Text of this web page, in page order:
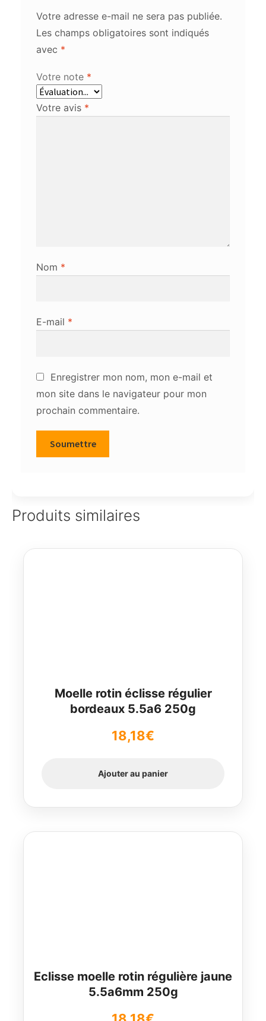
Votre adresse e-mail ne sera pas publiée.
Les champs obligatoires sont indiqués
avec *
Votre note *
Votre avis *
Nom *
E-mail *
Enregistrer mon nom, mon e-mail et
mon site dans le navigateur pour mon
prochain commentaire.
Produits similaires
Moelle rotin éclisse régulier
bordeaux 5.5a6 250g
18,18€
Ajouter au panier
Eclisse moelle rotin régulière jaune
5.5a6mm 250g